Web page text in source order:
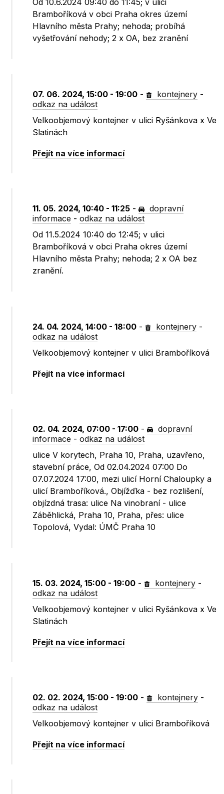
Od 10.6.2024 09:40 do 11:45; v ulici
Bramboříková v obci Praha okres území
Hlavního města Prahy; nehoda; probíhá
vyšetřování nehody; 2 x OA, bez zranění
07. 06. 2024, 15:00 - 19:00 - kontejnery -
odkaz na událost
Velkoobjemový kontejner v ulici Ryšánkova x Ve
Slatinách
Přejít na více informací
11. 05. 2024, 10:40 - 11:25 -
dopravní
informace -odkaz na událost
Od 11.5.2024 10:40 do 12:45; v ulici
Bramboříková v obci Praha okres území
Hlavního města Prahy; nehoda; 2 x OA bez
zranění.
24. 04. 2024, 14:00 - 18:00 - kontejnery -
odkaz na událost
Velkoobjemový kontejner v ulici Bramboříková
Přejít na více informací
02. 04. 2024, 07:00 - 17:00 -
dopravní
informace -odkaz na událost
ulice V korytech, Praha 10, Praha, uzavřeno,
stavební práce, Od 02.04.2024 07:00 Do
07.07.2024 17:00, mezi ulicí Horní Chaloupky a
ulicí Bramboříková., Objížďka - bez rozlišení,
objízdná trasa: ulice Na vinobraní - ulice
Záběhlická, Praha 10, Praha, přes: ulice
Topolová, Vydal: ÚMČ Praha 10
15. 03. 2024, 15:00 - 19:00 - kontejnery -
odkaz na událost
Velkoobjemový kontejner v ulici Ryšánkova x Ve
Slatinách
Přejít na více informací
02. 02. 2024, 15:00 - 19:00 - kontejnery -
odkaz na událost
Velkoobjemový kontejner v ulici Bramboříková
Přejít na více informací